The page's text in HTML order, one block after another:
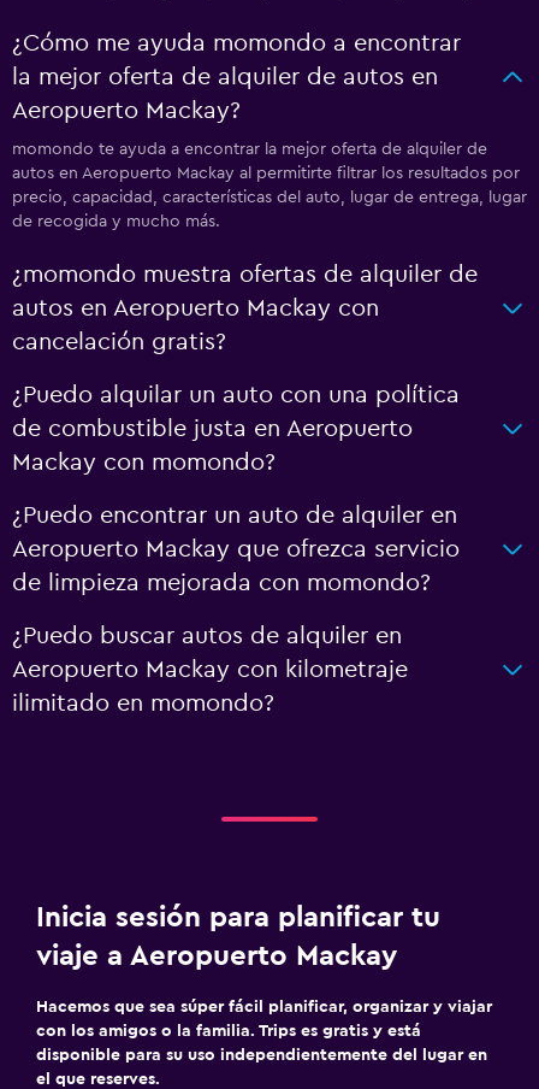
¿Cómo me ayuda momondo a encontrar
la mejor oferta de alquiler de autos en
Aeropuerto Mackay?
momondo te ayuda a encontrar la mejor oferta de alquiler de
autos en Aeropuerto Mackay al permitirte filtrar los resultados por
precio, capacidad, características del auto, lugar de entrega, lugar
de recogida y mucho más.
¿momondo muestra ofertas de alquiler de
autos en Aeropuerto Mackay con
cancelación gratis?
¿Puedo alquilar un auto con una política
de combustible justa en Aeropuerto
Mackay con momondo?
¿Puedo encontrar un auto de alquiler en
Aeropuerto Mackay que ofrezca servicio
de limpieza mejorada con momondo?
¿Puedo buscar autos de alquiler en
Aeropuerto Mackay con kilometraje
ilimitado en momondo?
Inicia sesión para planificar tu
viaje a Aeropuerto Mackay
Hacemos que sea súper fácil planificar, organizar y viajar
con los amigos o la familia. Trips es gratis y está
disponible para su uso independientemente del lugar en
el que reserves.